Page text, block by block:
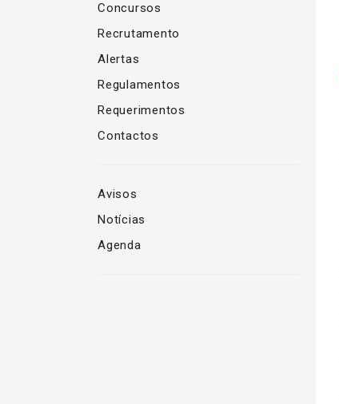
Concursos
Recrutamento
Alertas
Regulamentos
Requerimentos
Contactos
Avisos
Notícias
Agenda